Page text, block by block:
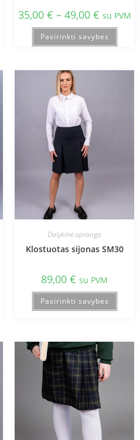
35,00 € – 49,00 € su PVM
Pasirinkti savybes
Dalykinė apranga
Klostuotas sijonas SM30
89,00 € su PVM
Pasirinkti savybes